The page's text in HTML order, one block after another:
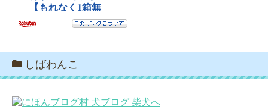
しばわんこ